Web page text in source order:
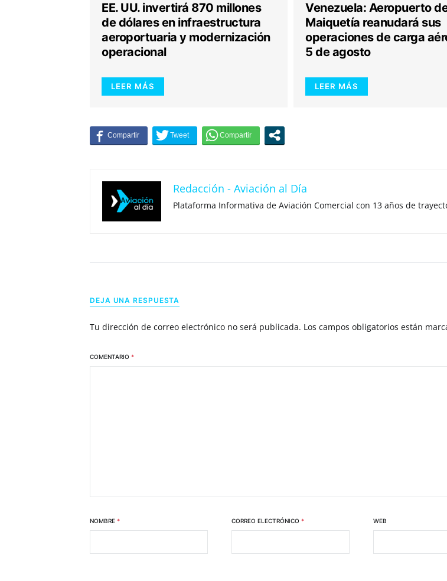
EE. UU. invertirá 870 millones
de dólares en infraestructura
aeroportuaria y modernización
operacional
LEER MÁS
Venezuela: Aeropuerto
Maiquetía reanudará sus
operaciones de carga
5 de agosto
LEER MÁS
Redacción - Aviación al Día
Plataforma Informativa de Aviación Comercial con 13 años de
DEJA UNA RESPUESTA
Tu dirección de correo electrónico no será publicada. Los campos obligatorios están
COMENTARIO *
NOMBRE * CORREO ELECTRÓNICO * WEB